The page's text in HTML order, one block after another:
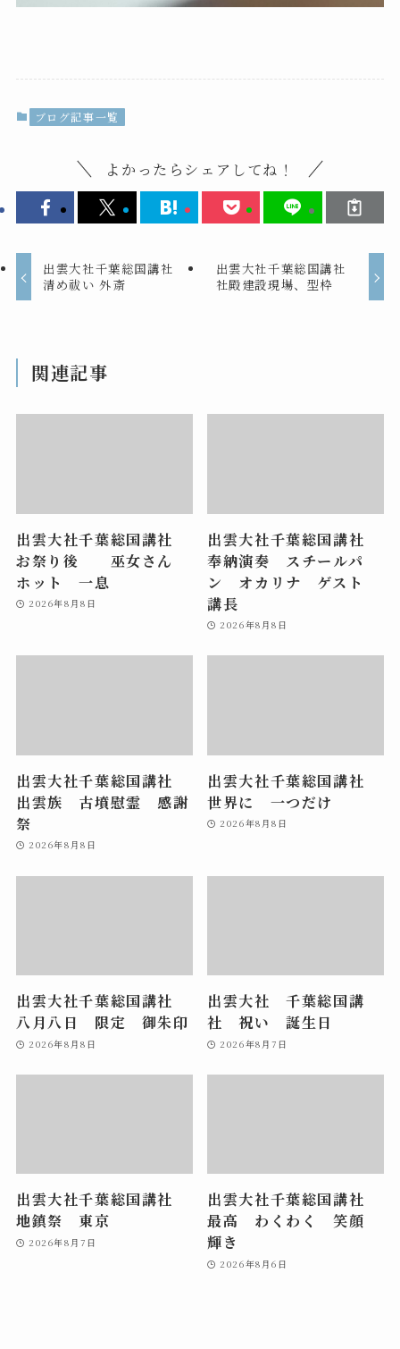
ブログ記事一覧
よかったらシェアしてね！
出雲大社千葉総国講社
清め祓い 外斎
出雲大社千葉総国講社
社殿建設現場、型枠
関連記事
出雲大社千葉総国講社
お祭り後 巫女さん
ホット 一息
2026年8月8日
出雲大社千葉総国講社
奉納演奏 スチールパ
ン オカリナ ゲスト
講長
2026年8月8日
出雲大社千葉総国講社
出雲族 古墳慰霊 感謝
祭
2026年8月8日
出雲大社千葉総国講社
世界に 一つだけ
2026年8月8日
出雲大社千葉総国講社
八月八日 限定 御朱印
2026年8月8日
出雲大社 千葉総国講
社 祝い 誕生日
2026年8月7日
出雲大社千葉総国講社
地鎮祭 東京
2026年8月7日
出雲大社千葉総国講社
最高 わくわく 笑顔
輝き
2026年8月6日